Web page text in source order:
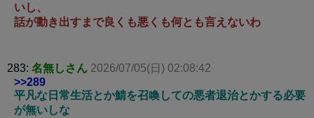
いし、
話が動き出すまで良くも悪くも何とも言えないわ
283: 名無しさん 2026/07/05(日) 02:08:42
>>289
平凡な日常生活とか鯖を召喚しての悪者退治とかする必要
が無いしな